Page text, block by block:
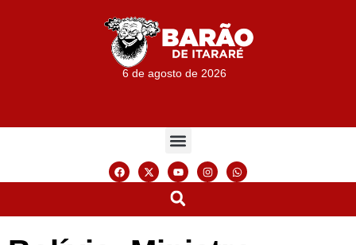
6 de agosto de 2026